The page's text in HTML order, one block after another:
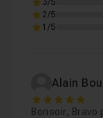
Leçon 4
Leçon 5
3/5
2/5
1/5
Alain Bou
5
Bonsoir,